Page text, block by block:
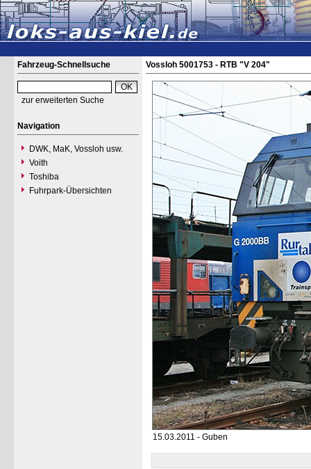
Fahrzeug-Schnellsuche
zur erweiterten Suche
Navigation
DWK, MaK, Vossloh usw.
Voith
Toshiba
Fuhrpark-Übersichten
Vossloh 5001753 - RTB "V 204"
15.03.2011 - Guben